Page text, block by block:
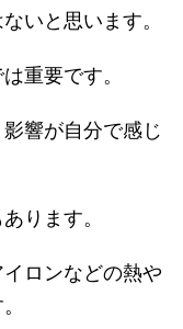
いと思います。
重要です。
響が自分で感じ
ります。
ロンなどの熱や